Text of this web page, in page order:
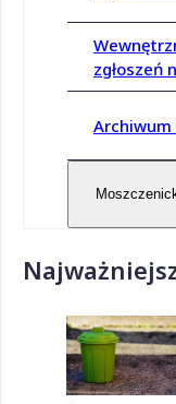
zgłoszeń
Archiwum